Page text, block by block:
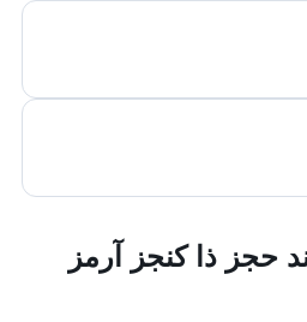
حجز ذا كنجز آرمز